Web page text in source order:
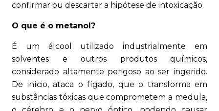
confirmar ou descartar a hipótese de intoxicação.
O que é o metanol?
É um álcool utilizado industrialmente em
solventes e outros produtos químicos,
considerado altamente perigoso ao ser ingerido.
De início, ataca o fígado, que o transforma em
substâncias tóxicas que comprometem a medula,